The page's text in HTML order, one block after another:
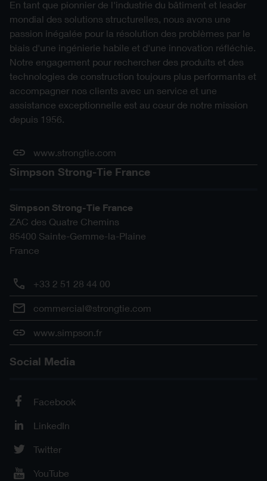
En tant que pionnier de l'industrie du bâtiment et leader
mondial des solutions structurelles, nous avons une
passion inégalée pour la résolution des problèmes par le
biais d'une ingénierie habile et d'une innovation réfléchie.
Notre engagement pour rechercher des produits et des
technologies de construction toujours plus performants et
accompagner nos clients avec un service et une
assistance exceptionnelle est au cœur de notre mission
depuis 1956.
www.strongtie.com
Simpson Strong-Tie France
Simpson Strong-Tie France
ZAC des Quatre Chemins
85400 Sainte-Gemme-la-Plaine
France
+33 2 51 28 44 00
commercial@strongtie.com
www.simpson.fr
Social Media
Facebook
LinkedIn
Twitter
YouTube